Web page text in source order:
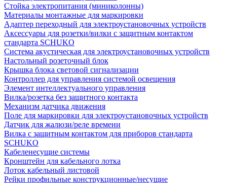
Стойка электропитания (миниколонны)
Материалы монтажные для маркировки
Адаптер переходный для электроустановочных устройств
Аксессуары для розетки/вилки с защитным контактом
стандарта SCHUKO
Система акустическая для электроустановочных устройств
Настольный розеточный блок
Крышка блока световой сигнализации
Контроллер для управления системой освещения
Элемент интеллектуального управления
Вилка/розетка без защитного контакта
Механизм датчика движения
Поле для маркировки для электроустановочных устройств
Датчик для жалюзи/реле времени
Вилка с защитным контактом для приборов стандарта
SCHUKO
Кабеленесущие системы
Кронштейн для кабельного лотка
Лоток кабельный листовой
Рейки профильные конструкционные/несущие